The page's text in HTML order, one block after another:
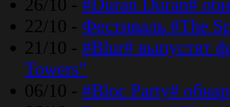
26/10 - #Duran Duran#
22/10 - Фестиваль #The
21/10 - #Blur# выпустят
Towers”
06/10 - #Bloc Party#